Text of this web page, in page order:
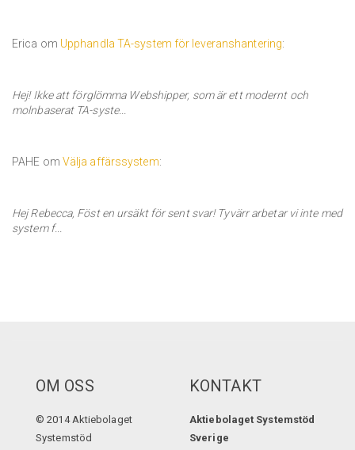
Erica om Upphandla TA-system för leveranshantering:
Hej! Ikke att förglömma Webshipper, som är ett modernt och
molnbaserat TA-syste...
PAHE om Välja affärssystem:
Hej Rebecca, Föst en ursäkt för sent svar! Tyvärr arbetar vi inte med
system f...
OM OSS
© 2014 Aktiebolaget
Systemstöd
KONTAKT
Aktiebolaget Systemstöd
Sverige